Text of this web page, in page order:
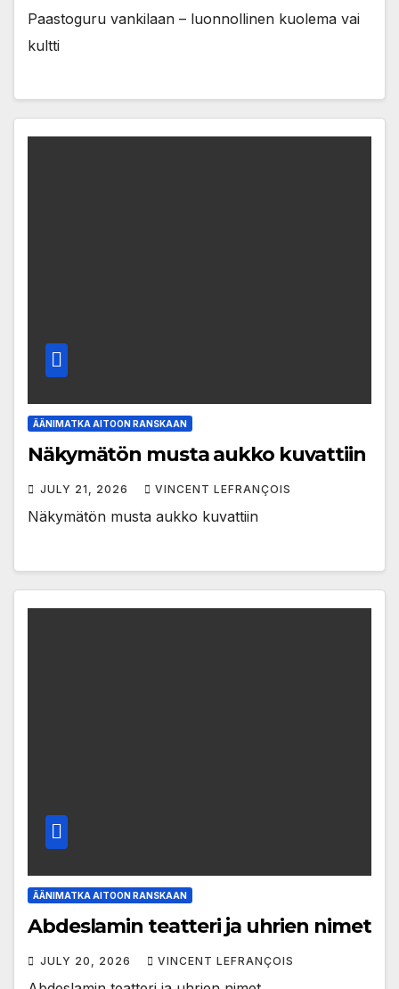
Paastoguru vankilaan – luonnollinen kuolema vai
kultti
ÄÄNIMATKA AITOON RANSKAAN
Näkymätön musta aukko kuvattiin
JULY 21, 2026 VINCENT LEFRANÇOIS
Näkymätön musta aukko kuvattiin
ÄÄNIMATKA AITOON RANSKAAN
Abdeslamin teatteri ja uhrien nimet
JULY 20, 2026 VINCENT LEFRANÇOIS